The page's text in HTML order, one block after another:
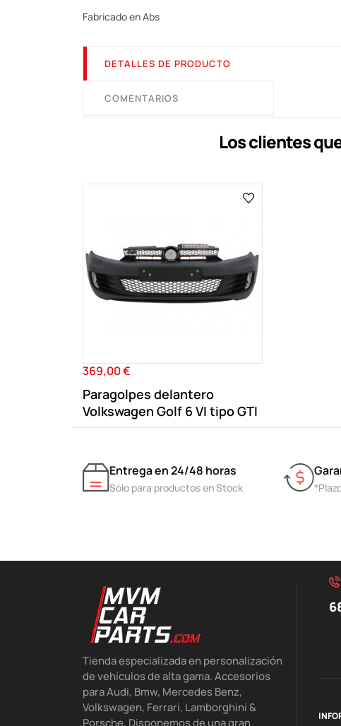
Fabricado en Abs
DETALLES DE PRODUCTO
COMENTARIOS
Los clientes
Precio
369,00 €
Paragolpes delantero
Volkswagen Golf 6 VI tipo GTI
Entrega en 24/48 horas
Sólo para productos en Stock
Tienda especializada en personalización
de vehículos de alta gama. Accesorios
para Audi, Bmw, Mercedes Benz,
Volkswagen, Ferrari, Lamborghini &
Porsche. Disponemos de una gran